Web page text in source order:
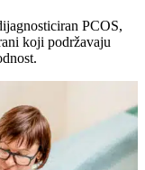
PCOS,
koji podržavaju